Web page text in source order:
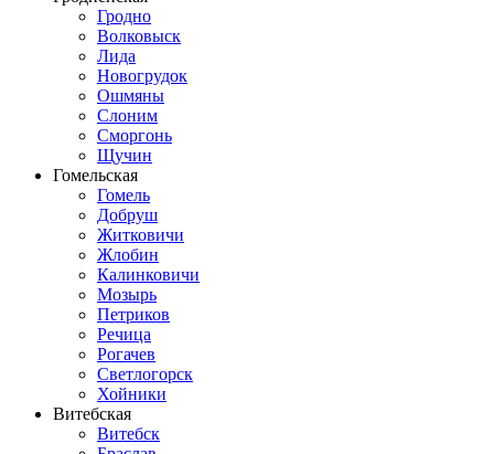
Гродно
Волковыск
Лида
Новогрудок
Ошмяны
Слоним
Сморгонь
Щучин
Гомельская
Гомель
Добруш
Житковичи
Жлобин
Калинковичи
Мозырь
Петриков
Речица
Рогачев
Светлогорск
Хойники
Витебская
Витебск